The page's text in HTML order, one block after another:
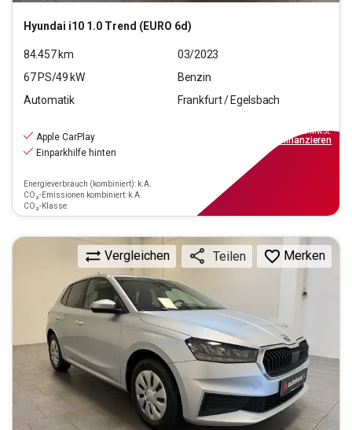
Hyundai i10 1.0 Trend (EURO 6d)
84.457km
03/2023
67PS/49 kW
Benzin
Automatik
Frankfurt / Egelsbach
Apple CarPlay
Einparkhilfe hinten
Energieverbrauch (kombiniert): k.A.
CO₂-Emissionen kombiniert: k.A.
CO₂-Klasse:
inkl.MwSt.
finanzieren
Vergleichen Teilen Merken